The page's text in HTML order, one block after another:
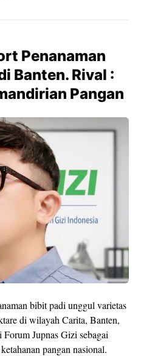
Penanaman
Banten. Rival :
Pangan
bibit padi unggul varietas
di wilayah Carita, Banten,
Jupnas Gizi sebagai
pangan nasional.